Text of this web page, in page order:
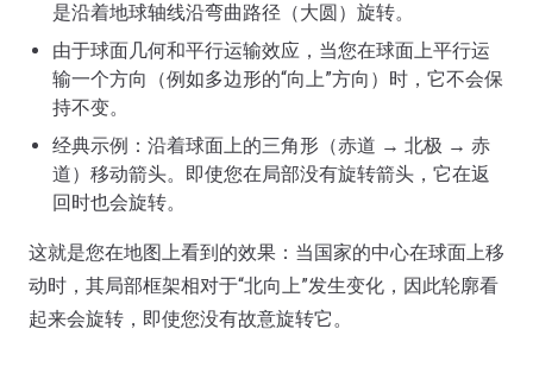
是沿着地球轴线沿弯曲路径（大圆）旋转。
由于球面几何和平行运输效应，当您在球面上平行运
输一个方向（例如多边形的“向上”方向）时，它不会保
持不变。
经典示例：沿着球面上的三角形（赤道 → 北极 → 赤
道）移动箭头。即使您在局部没有旋转箭头，它在返
回时也会旋转。
这就是您在地图上看到的效果：当国家的中心在球面上移
动时，其局部框架相对于“北向上”发生变化，因此轮廓看
起来会旋转，即使您没有故意旋转它。